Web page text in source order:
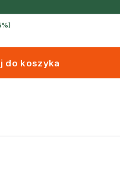
do koszyka